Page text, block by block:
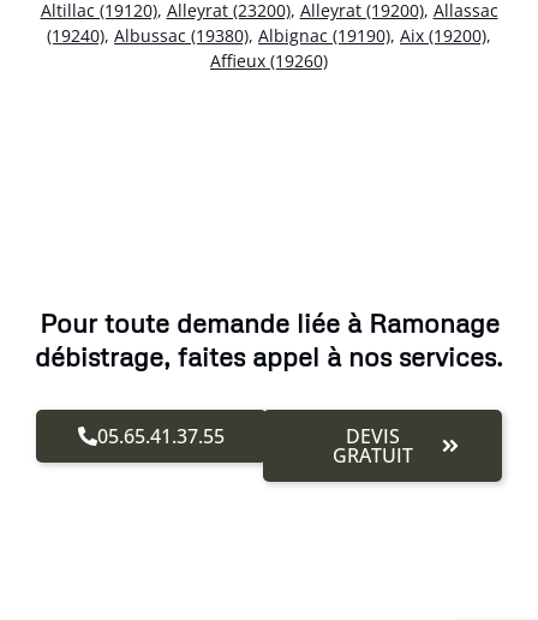
Altillac (19120), Alleyrat (23200), Alleyrat (19200), Allassac
(19240), Albussac (19380), Albignac (19190), Aix (19200),
Affieux (19260)
Pour toute demande liée à Ramonage
débistrage, faites appel à nos services.
05.65.41.37.55 DEVIS
GRATUIT